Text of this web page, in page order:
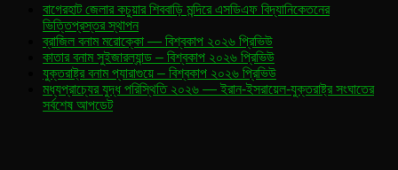
বাগেরহাট জেলার কচুয়ার শিববাড়ি মন্দিরে এসডিএফ বিদ্যানিকেতনের
ভিত্তিপ্রস্তর স্থাপন
ব্রাজিল বনাম মরোক্কো — বিশ্বকাপ ২০২৬ প্রিভিউ
কাতার বনাম সুইজারল্যান্ড – বিশ্বকাপ ২০২৬ প্রিভিউ
যুক্তরাষ্ট্র বনাম প্যারাগুয়ে – বিশ্বকাপ ২০২৬ প্রিভিউ
মধ্যপ্রাচ্যের যুদ্ধ পরিস্থিতি ২০২৬ — ইরান-ইসরায়েল-যুক্তরাষ্ট্র সংঘাতের
সর্বশেষ আপডেট